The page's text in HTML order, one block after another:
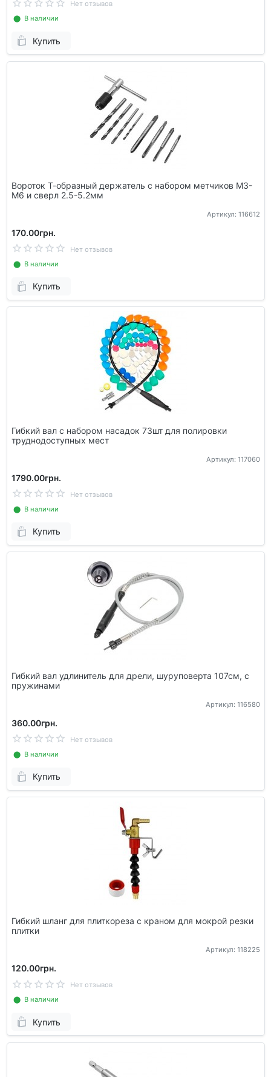
Нет отзывов
⬤ В наличии
Купить
Вороток Т-образный держатель с набором метчиков М3-
М6 и сверл 2.5-5.2мм
Артикул: 116612
170.00грн.
Нет отзывов
⬤ В наличии
Купить
Гибкий вал с набором насадок 73шт для полировки
труднодоступных мест
Артикул: 117060
1790.00грн.
Нет отзывов
⬤ В наличии
Купить
Гибкий вал удлинитель для дрели, шуруповерта 107см, с
пружинами
Артикул: 116580
360.00грн.
Нет отзывов
⬤ В наличии
Купить
Гибкий шланг для плиткореза с краном для мокрой резки
плитки
Артикул: 118225
120.00грн.
Нет отзывов
⬤ В наличии
Купить